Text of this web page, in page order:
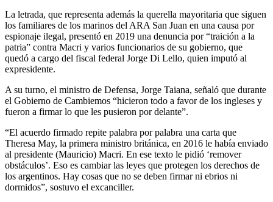
La letrada, que representa además la querella mayoritaria que siguen
los familiares de los marinos del ARA San Juan en una causa por
espionaje ilegal, presentó en 2019 una denuncia por “traición a la
patria” contra Macri y varios funcionarios de su gobierno, que
quedó a cargo del fiscal federal Jorge Di Lello, quien imputó al
expresidente.
A su turno, el ministro de Defensa, Jorge Taiana, señaló que durante
el Gobierno de Cambiemos “hicieron todo a favor de los ingleses y
fueron a firmar lo que les pusieron por delante”.
“El acuerdo firmado repite palabra por palabra una carta que
Theresa May, la primera ministro británica, en 2016 le había enviado
al presidente (Mauricio) Macri. En ese texto le pidió ‘remover
obstáculos’. Eso es cambiar las leyes que protegen los derechos de
los argentinos. Hay cosas que no se deben firmar ni ebrios ni
dormidos”, sostuvo el excanciller.